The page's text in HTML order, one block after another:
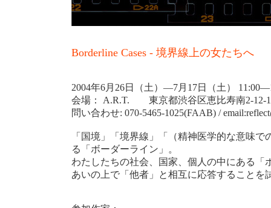
Borderline Cases - 境界線上の女たちへ
2004年6月26日（土）―7月17日（土）
会場： A.R.T. 東京都渋谷区恵比寿南2-
問い合わせ: 070-5465-1025(FAAB) /
「国境」「境界線」「（精神医学的な意味
る「ボーダーライン」。
わたしたちの社会、国家、個人の中にある「
あいの上で「他者」と相互に応答することを